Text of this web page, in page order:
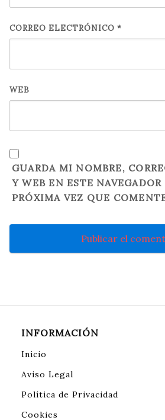
CORREO ELECTRÓNICO *
WEB
GUARDA MI NOMBRE,
Y WEB EN ESTE NAVEGADOR
PRÓXIMA VEZ QUE
INFORMACIÓN
Inicio
Aviso Legal
Política de Privacidad
Cookies